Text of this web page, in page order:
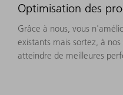
Optimisation des
Grâce à nous, vous
existants mais sortez, à
atteindre de meilleures